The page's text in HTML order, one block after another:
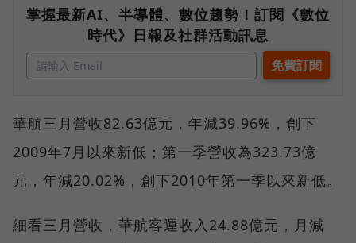
掌握最新AI、半導體、數位趨勢！訂閱《數位
時代》日報及社群活動訊息
華航三月營收82.63億元，年減39.96%，創下
2009年7月以來新低；第一季營收為323.73億
元，年減20.02%，創下2010年第一季以來新低。
細看三月營收，華航客運收入24.88億元，月減